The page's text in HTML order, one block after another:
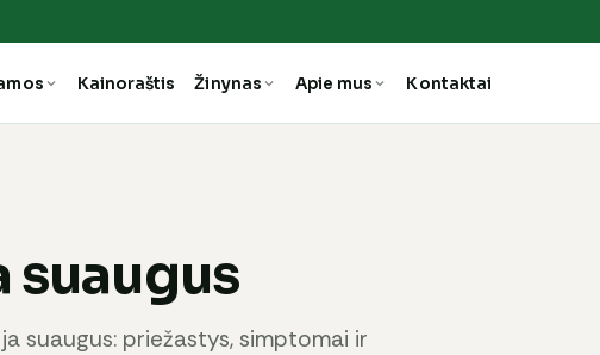
Kainoraštis Žinynas Apie mus Kontaktai
suaugus
suaugus: priežastys, simptomai ir